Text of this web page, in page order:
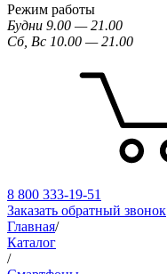
Режим работы
Будни 9.00 — 21.00
Сб, Вс 10.00 — 21.00
8 800 333-19-51
Заказать обратный звонок
Главная/
Каталог
/